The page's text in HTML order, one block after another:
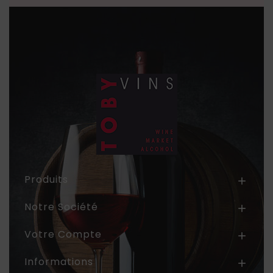
Produits 
Notre Société 
Votre Compte 
Informations 